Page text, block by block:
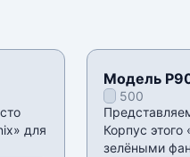
для
Модель
500
Корпус
зелёными